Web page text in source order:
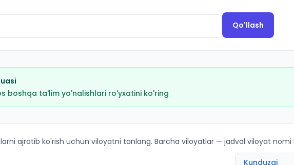
Qo'llash
boshqa ta'lim yo'nalishlari ro'yxatini ko'ring
tumani): OTM lar bo'yicha kirish ballari va kvotalar
ajratib ko'rish uchun viloyatni tanlang. Barcha viloyatlar — jadval viloyat